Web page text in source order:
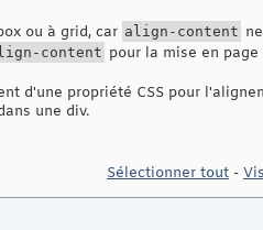
ou à grid, car align-content
content pour la mise en
d'une propriété CSS pour
une div.
Sélectionner tout -